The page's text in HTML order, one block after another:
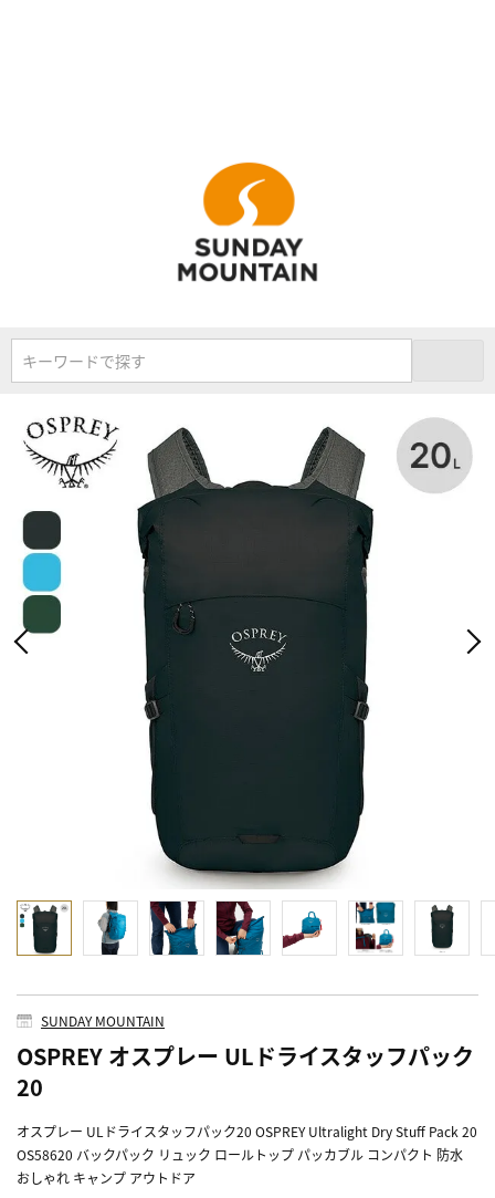
キーワードで探す
SUNDAY MOUNTAIN
OSPREY オスプレー ULドライスタッフパック
20
オスプレー ULドライスタッフパック20 OSPREY Ultralight Dry Stuff Pack 20
OS58620 バックパック リュック ロールトップ パッカブル コンパクト 防水
おしゃれ キャンプ アウトドア